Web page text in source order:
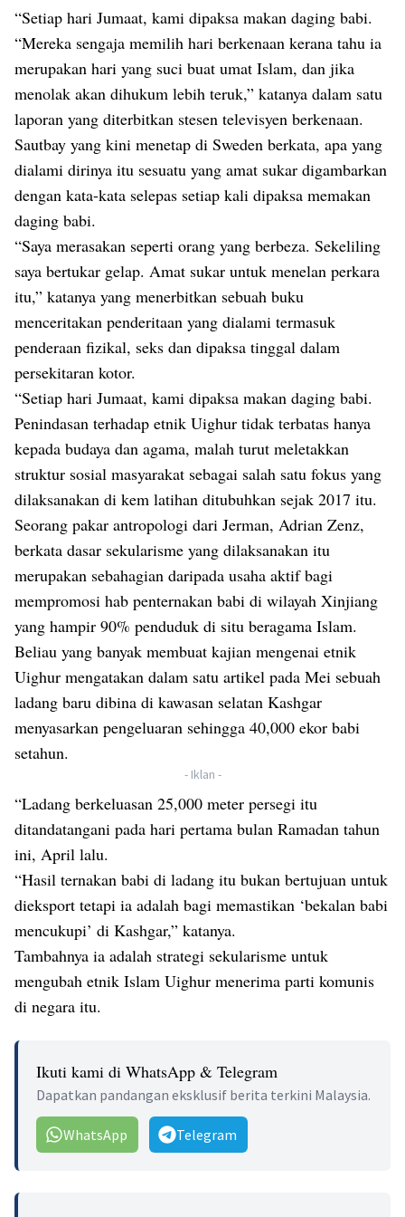
“Setiap hari Jumaat, kami dipaksa makan daging babi.
“Mereka sengaja memilih hari berkenaan kerana tahu ia
merupakan hari yang suci buat umat Islam, dan jika
menolak akan dihukum lebih teruk,” katanya dalam satu
laporan yang diterbitkan stesen televisyen berkenaan.
Sautbay yang kini menetap di Sweden berkata, apa yang
dialami dirinya itu sesuatu yang amat sukar digambarkan
dengan kata-kata selepas setiap kali dipaksa memakan
daging babi.
“Saya merasakan seperti orang yang berbeza. Sekeliling
saya bertukar gelap. Amat sukar untuk menelan perkara
itu,” katanya yang menerbitkan sebuah buku
menceritakan penderitaan yang dialami termasuk
penderaan fizikal, seks dan dipaksa tinggal dalam
persekitaran kotor.
“Setiap hari Jumaat, kami dipaksa makan daging babi.
Penindasan terhadap etnik Uighur tidak terbatas hanya
kepada budaya dan agama, malah turut meletakkan
struktur sosial masyarakat sebagai salah satu fokus yang
dilaksanakan di kem latihan ditubuhkan sejak 2017 itu.
Seorang pakar antropologi dari Jerman, Adrian Zenz,
berkata dasar sekularisme yang dilaksanakan itu
merupakan sebahagian daripada usaha aktif bagi
mempromosi hab penternakan babi di wilayah Xinjiang
yang hampir 90% penduduk di situ beragama Islam.
Beliau yang banyak membuat kajian mengenai etnik
Uighur mengatakan dalam satu artikel pada Mei sebuah
ladang baru dibina di kawasan selatan Kashgar
menyasarkan pengeluaran sehingga 40,000 ekor babi
setahun.
- Iklan -
“Ladang berkeluasan 25,000 meter persegi itu
ditandatangani pada hari pertama bulan Ramadan tahun
ini, April lalu.
“Hasil ternakan babi di ladang itu bukan bertujuan untuk
dieksport tetapi ia adalah bagi memastikan ‘bekalan babi
mencukupi’ di Kashgar,” katanya.
Tambahnya ia adalah strategi sekularisme untuk
mengubah etnik Islam Uighur menerima parti komunis
di negara itu.
Ikuti kami di WhatsApp & Telegram
Dapatkan pandangan eksklusif berita terkini Malaysia.
WhatsApp Telegram